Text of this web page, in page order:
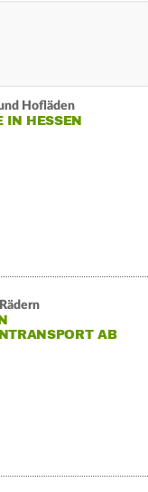
Hofläden
IN HESSEN
AB